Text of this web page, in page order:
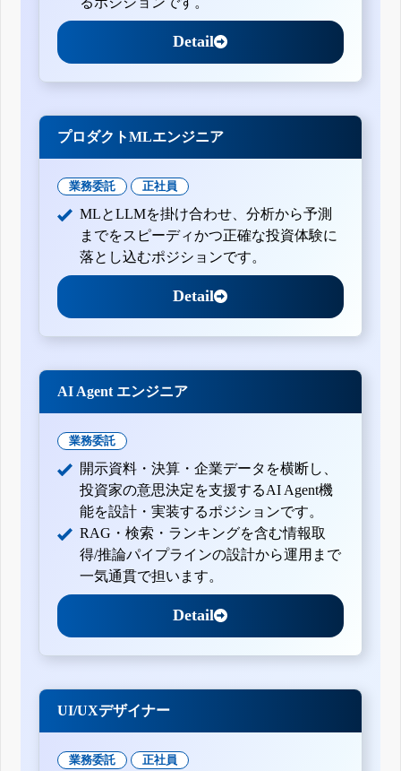
Detail
プロダクトMLエンジニア
業務委託 正社員
MLとLLMを掛け合わせ、分析から予測
までをスピーディかつ正確な投資体験に
落とし込むポジションです。
Detail
AI Agent エンジニア
業務委託
開示資料・決算・企業データを横断し、
投資家の意思決定を支援するAI Agent機
能を設計・実装するポジションです。
RAG・検索・ランキングを含む情報取
得/推論パイプラインの設計から運用まで
一気通貫で担います。
Detail
UI/UXデザイナー
業務委託 正社員